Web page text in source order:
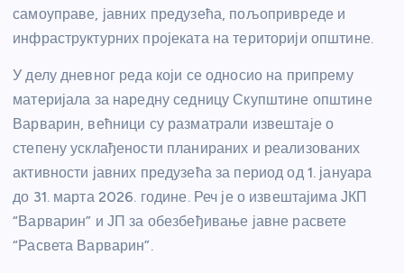
самоуправе, јавних предузећа, пољопривреде и
инфраструктурних пројеката на територији општине.
У делу дневног реда који се односио на припрему
материјала за наредну седницу Скупштине општине
Варварин, већници су разматрали извештаје о
степену усклађености планираних и реализованих
активности јавних предузећа за период од 1. јануара
до 31. марта 2026. године. Реч је о извештајима ЈКП
“Варварин” и ЈП за обезбеђивање јавне расвете
“Расвета Варварин”.